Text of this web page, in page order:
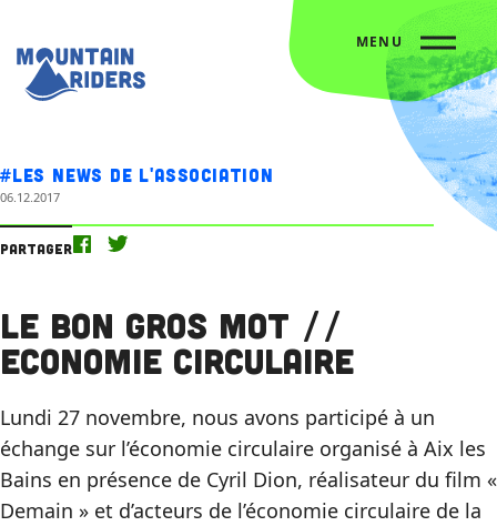
MENU
#Les news de l'association
06.12.2017
Partager
Le bon gros mot //
Economie Circulaire
Lundi 27 novembre, nous avons participé à un
échange sur l’économie circulaire organisé à Aix les
Bains en présence de Cyril Dion, réalisateur du film «
Demain » et d’acteurs de l’économie circulaire de la